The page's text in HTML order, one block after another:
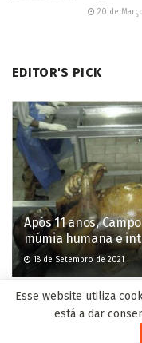
20 de
EDITOR'S PICK
Após 11 anos,
múmia humana e
18 de Setembro de 2021
Confira a
de saúde
1 de Junho
Esse website utiliza
está a dar